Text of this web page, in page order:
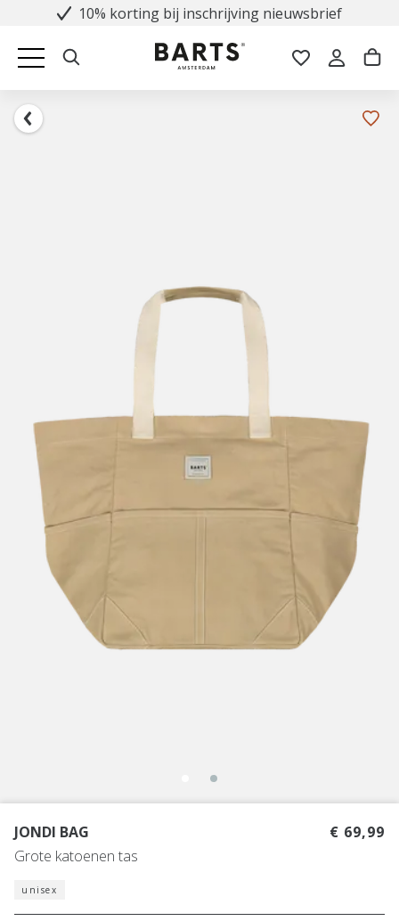
10% korting bij inschrijving nieuwsbrief
JONDI BAG
Grote katoenen tas
€ 69,99
unisex